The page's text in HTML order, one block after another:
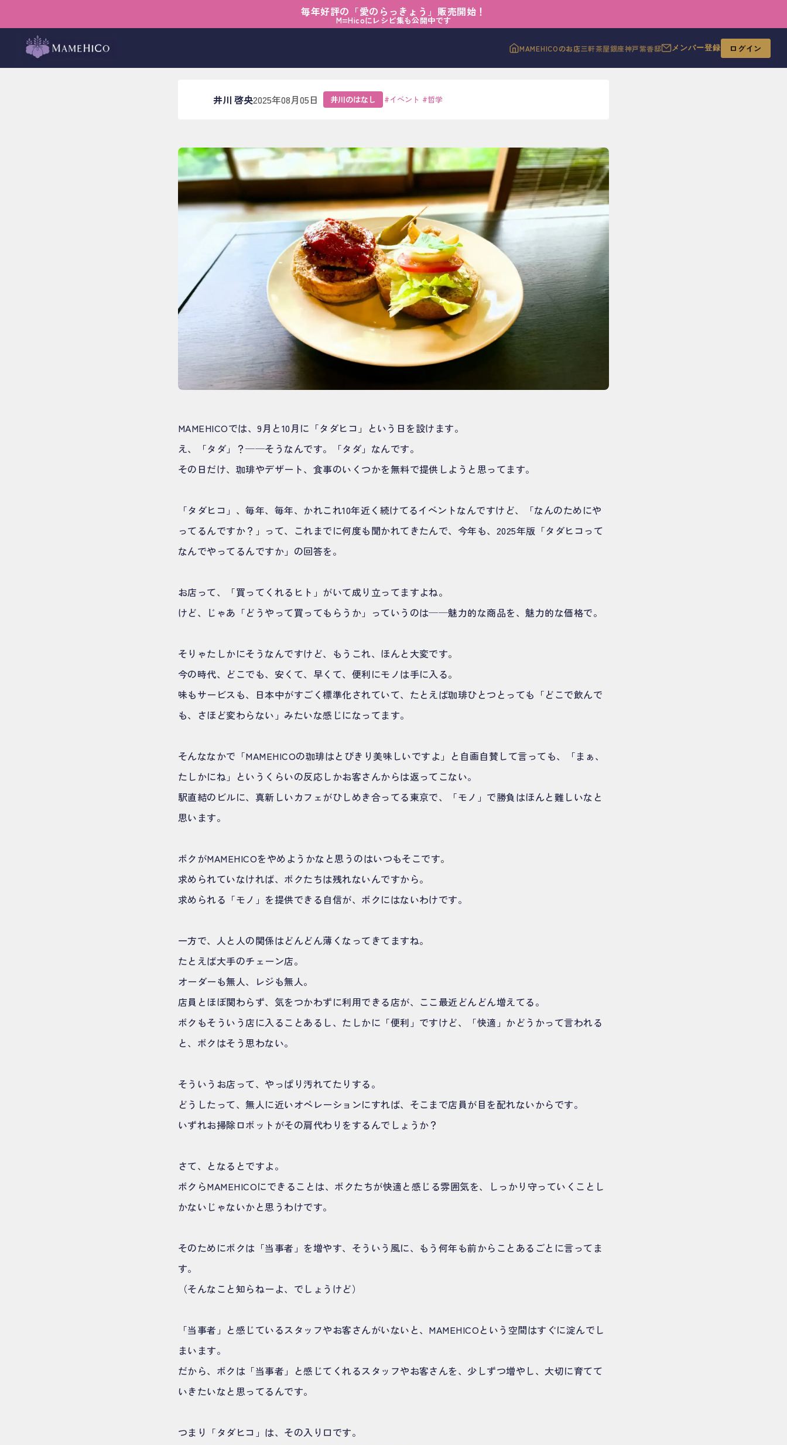
毎年好評の「愛のらっきょう」販売開始！
M=Hicoにレシピ集も公開中です
MAMEHICOのお店三軒茶屋銀座神戸紫香邸 メンバー登録 ログイン
その一歩が店をつくる
その一歩が店をつくる
井川 啓央2025年08月05日 井川のはなし #イベント #哲学
MAMEHICOでは、9月と10月に「タダヒコ」という日を設けます。
え、「タダ」？──そうなんです。「タダ」なんです。
その日だけ、珈琲やデザート、食事のいくつかを無料で提供しようと思ってます。
「タダヒコ」、毎年、毎年、かれこれ10年近く続けてるイベントなんですけど、「なんのためにや
ってるんですか？」って、これまでに何度も聞かれてきたんで、今年も、2025年版「タダヒコって
なんでやってるんですか」の回答を。
お店って、「買ってくれるヒト」がいて成り立ってますよね。
けど、じゃあ「どうやって買ってもらうか」っていうのは──魅力的な商品を、魅力的な価格で。
そりゃたしかにそうなんですけど、もうこれ、ほんと大変です。
今の時代、どこでも、安くて、早くて、便利にモノは手に入る。
味もサービスも、日本中がすごく標準化されていて、たとえば珈琲ひとつとっても「どこで飲んで
も、さほど変わらない」みたいな感じになってます。
そんななかで「MAMEHICOの珈琲はとびきり美味しいですよ」と自画自賛して言っても、「まぁ、
たしかにね」というくらいの反応しかお客さんからは返ってこない。
駅直結のビルに、真新しいカフェがひしめき合ってる東京で、「モノ」で勝負はほんと難しいなと
思います。
ボクがMAMEHICOをやめようかなと思うのはいつもそこです。
求められていなければ、ボクたちは残れないんですから。
求められる「モノ」を提供できる自信が、ボクにはないわけです。
一方で、人と人の関係はどんどん薄くなってきてますね。
たとえば大手のチェーン店。
オーダーも無人、レジも無人。
店員とほぼ関わらず、気をつかわずに利用できる店が、ここ最近どんどん増えてる。
ボクもそういう店に入ることあるし、たしかに「便利」ですけど、「快適」かどうかって言われる
と、ボクはそう思わない。
そういうお店って、やっぱり汚れてたりする。
どうしたって、無人に近いオペレーションにすれば、そこまで店員が目を配れないからです。
いずれお掃除ロボットがその肩代わりをするんでしょうか？
さて、となるとですよ。
ボクらMAMEHICOにできることは、ボクたちが快適と感じる雰囲気を、しっかり守っていくことし
かないじゃないかと思うわけです。
そのためにボクは「当事者」を増やす、そういう風に、もう何年も前からことあるごとに言ってま
す。
（そんなこと知らねーよ、でしょうけど）
「当事者」と感じているスタッフやお客さんがいないと、MAMEHICOという空間はすぐに淀んでし
まいます。
だから、ボクは「当事者」と感じてくれるスタッフやお客さんを、少しずつ増やし、大切に育てて
いきたいなと思ってるんです。
つまり「タダヒコ」は、その入り口です。